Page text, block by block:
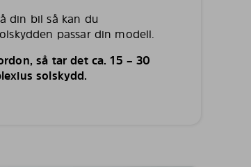
din bil så kan du
passar din modell.
så tar det ca. 15 – 30
solskydd.